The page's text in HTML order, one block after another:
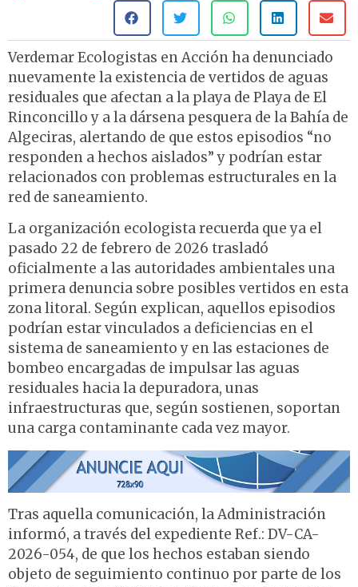
Verdemar Ecologistas en Acciónha denunciado
nuevamente la existencia de vertidos de aguas
residuales que afectan a la playa de Playa de El
Rinconcilloy a la dársena pesquera de la Bahía de
Algeciras, alertando de que estos episodios “no
responden a hechos aislados” y podrían estar
relacionados con problemas estructurales en la
red de saneamiento.
La organización ecologista recuerda que ya el
pasado 22 de febrero de 2026 trasladó
oficialmente a las autoridades ambientales una
primera denuncia sobre posibles vertidos en esta
zona litoral. Según explican, aquellos episodios
podrían estar vinculados a deficiencias en el
sistema de saneamiento y en las estaciones de
bombeo encargadas de impulsar las aguas
residuales hacia la depuradora, unas
infraestructuras que, según sostienen, soportan
una carga contaminante cada vez mayor.
Tras aquella comunicación, la Administración
informó, a través del expediente Ref.: DV-CA-
2026-054, de que los hechos estaban siendo
objeto de seguimiento continuo por parte de los